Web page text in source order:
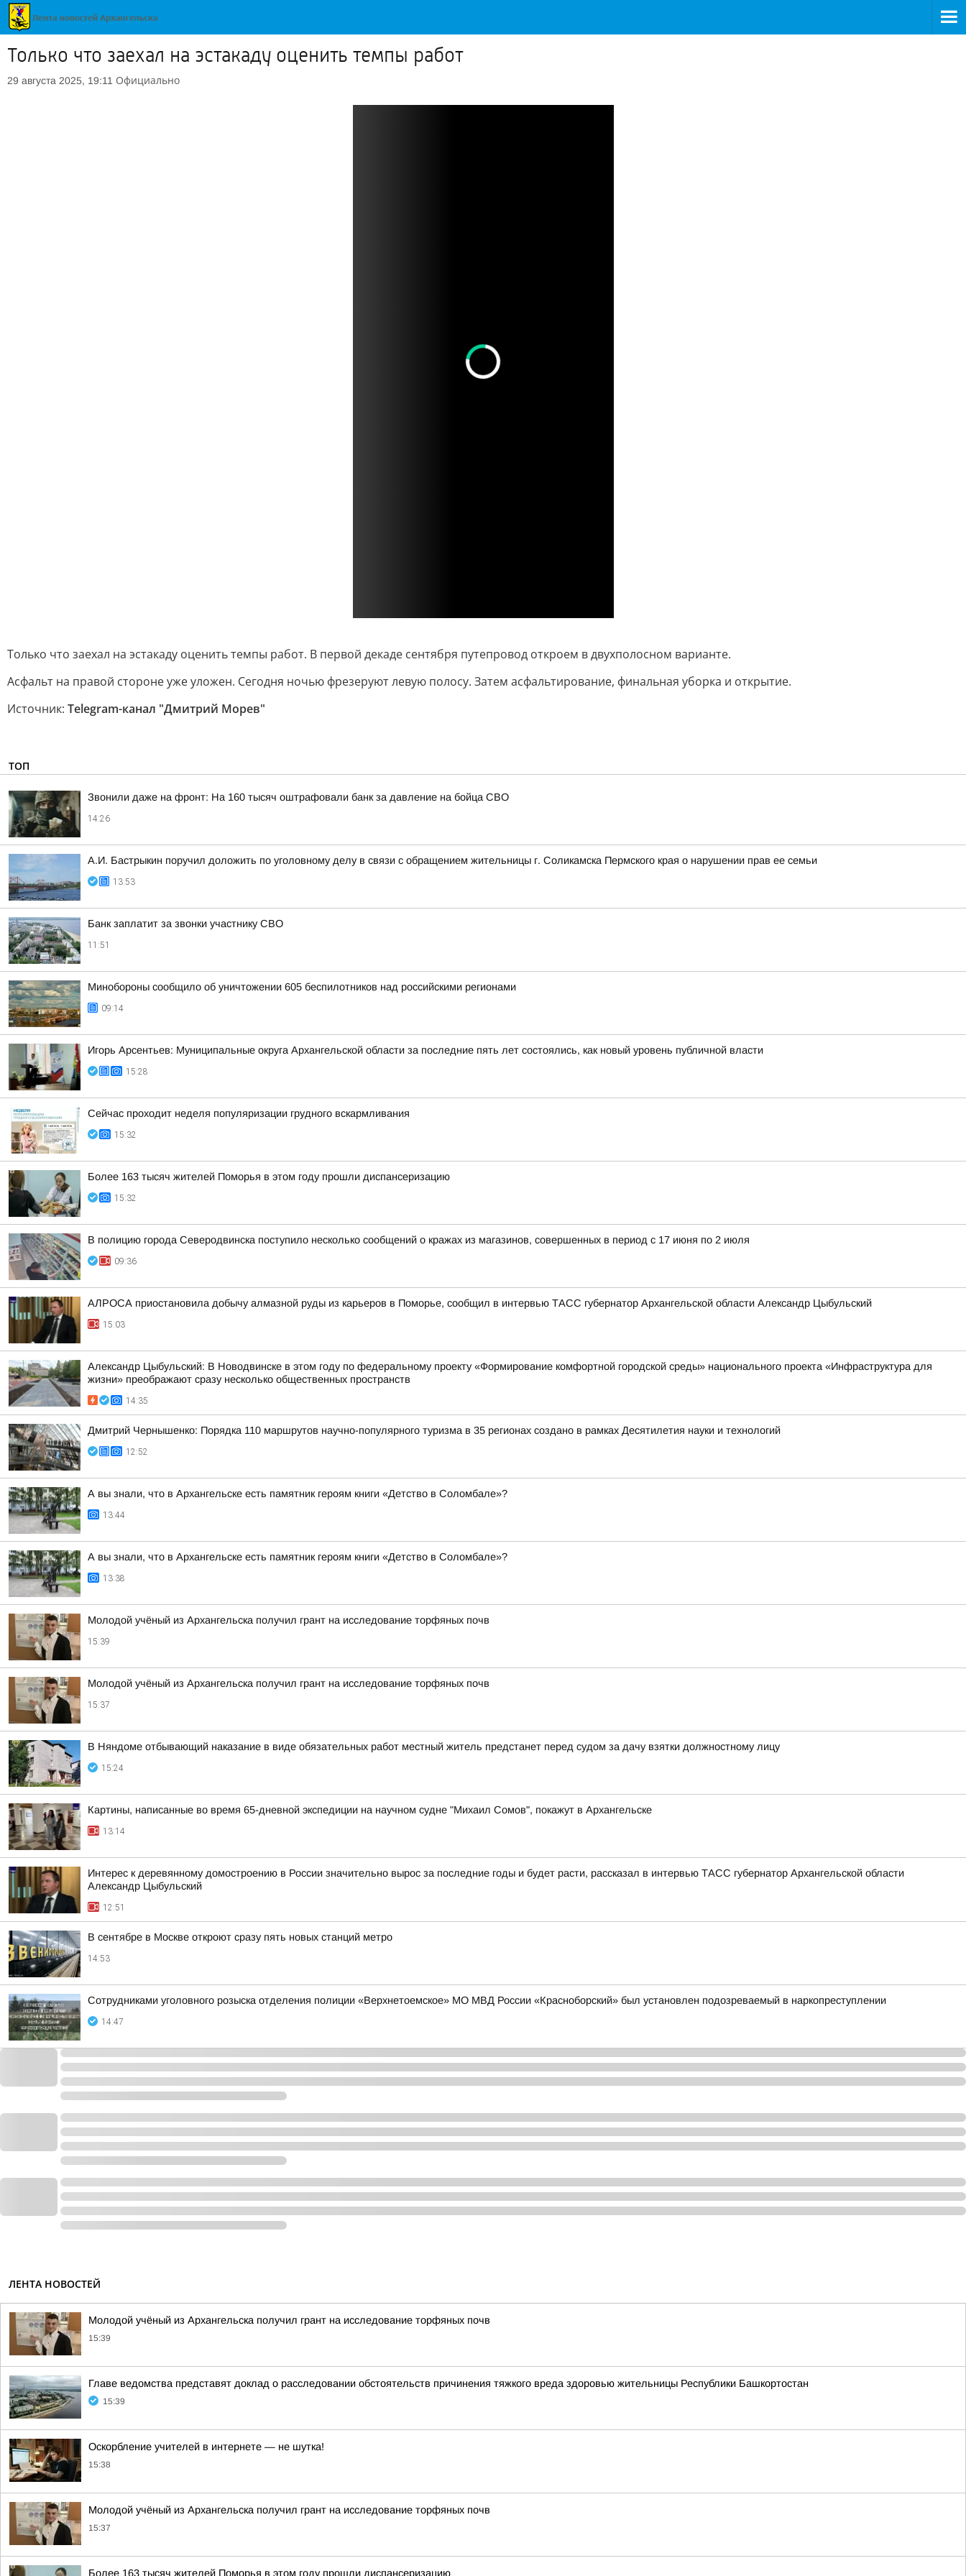
Только что заехал на эстакаду оценить темпы работ
29 августа 2025, 19:11 Официально
Только что заехал на эстакаду оценить темпы работ. В первой декаде сентября путепровод откроем в двухполосном варианте.
Асфальт на правой стороне уже уложен. Сегодня ночью фрезеруют левую полосу. Затем асфальтирование, финальная уборка и открытие.
Источник: Telegram-канал "Дмитрий Морев"
ТОП
Звонили даже на фронт: На 160 тысяч оштрафовали банк за давление на бойца СВО
14:26
А.И. Бастрыкин поручил доложить по уголовному делу в связи с обращением жительницы г. Соликамска Пермского края о нарушении прав ее семьи
13:53
Банк заплатит за звонки участнику СВО
11:51
Минобороны сообщило об уничтожении 605 беспилотников над российскими регионами
09:14
Игорь Арсентьев: Муниципальные округа Архангельской области за последние пять лет состоялись, как новый уровень публичной власти
15:28
Сейчас проходит неделя популяризации грудного вскармливания
15:32
Более 163 тысяч жителей Поморья в этом году прошли диспансеризацию
15:32
В полицию города Северодвинска поступило несколько сообщений о кражах из магазинов, совершенных в период с 17 июня по 2 июля
09:36
АЛРОСА приостановила добычу алмазной руды из карьеров в Поморье, сообщил в интервью ТАСС губернатор Архангельской области Александр Цыбульский
15:03
Александр Цыбульский: В Новодвинске в этом году по федеральному проекту «Формирование комфортной городской среды» национального проекта «Инфраструктура для
жизни» преображают сразу несколько общественных пространств
14:35
Дмитрий Чернышенко: Порядка 110 маршрутов научно-популярного туризма в 35 регионах создано в рамках Десятилетия науки и технологий
12:52
А вы знали, что в Архангельске есть памятник героям книги «Детство в Соломбале»?
13:44
А вы знали, что в Архангельске есть памятник героям книги «Детство в Соломбале»?
13:38
Молодой учёный из Архангельска получил грант на исследование торфяных почв
15:39
Молодой учёный из Архангельска получил грант на исследование торфяных почв
15:37
В Няндоме отбывающий наказание в виде обязательных работ местный житель предстанет перед судом за дачу взятки должностному лицу
15:24
Картины, написанные во время 65-дневной экспедиции на научном судне "Михаил Сомов", покажут в Архангельске
13:14
Интерес к деревянному домостроению в России значительно вырос за последние годы и будет расти, рассказал в интервью ТАСС губернатор Архангельской области
Александр Цыбульский
12:51
В сентябре в Москве откроют сразу пять новых станций метро
14:53
Сотрудниками уголовного розыска отделения полиции «Верхнетоемское» МО МВД России «Красноборский» был установлен подозреваемый в наркопреступлении
14:47
ЛЕНТА НОВОСТЕЙ
Молодой учёный из Архангельска получил грант на исследование торфяных почв
15:39
Главе ведомства представят доклад о расследовании обстоятельств причинения тяжкого вреда здоровью жительницы Республики Башкортостан
15:39
Оскорбление учителей в интернете — не шутка!
15:38
Молодой учёный из Архангельска получил грант на исследование торфяных почв
15:37
Более 163 тысяч жителей Поморья в этом году прошли диспансеризацию